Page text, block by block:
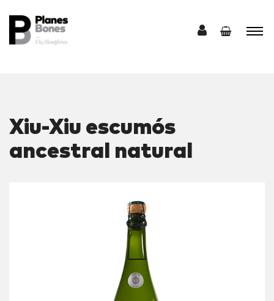
Xiu-Xiu escumós
ancestral natural